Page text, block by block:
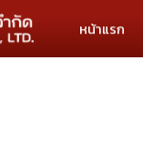
หน้าแรก